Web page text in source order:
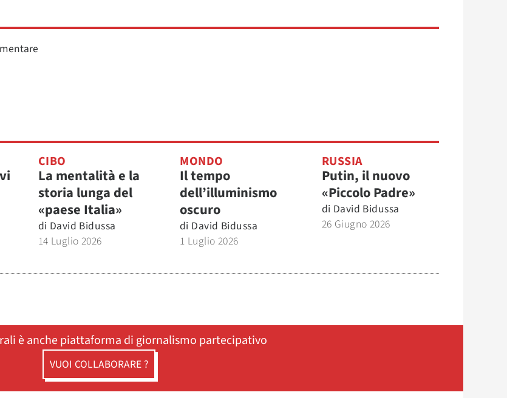
CIBO
La mentalità e la
storia lunga del
«paese Italia»
di David Bidussa
14 Luglio 2026
MONDO
Il tempo
dell’illuminismo
oscuro
di David Bidussa
1 Luglio 2026
RUSSIA
Putin, il nuovo
«Piccolo Padre»
di David Bidussa
26 Giugno 2026
è anche piattaforma di giornalismo partecipativo
VUOI COLLABORARE ?